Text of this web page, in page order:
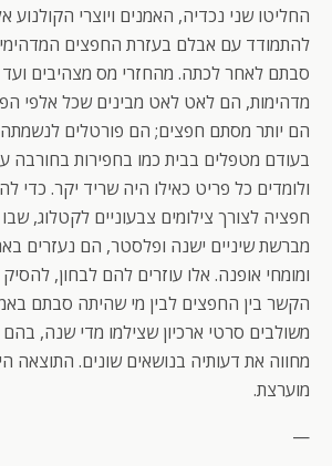
החליטו שני נכדיה, האמנים ויוצרי הקולנוע
להתמודד עם אבלם בעזרת החפצים
סבתם לאחר לכתה. מהחזרי מס מצהיבים
מדהימות, הם לאט לאט מבינים שכל אלפי
הם יותר מסתם חפצים; הם פורטלים
בעודם מטפלים בבית כמו בחפירות בחורבה
ולומדים כל פריט כאילו היה שריד יקר. כדי
חפציה לצורך צילומים צבעוניים לקטלוג,
מברשת שיניים ישנה ופלסטר, הם נעזרים
ומומחי אופנה. אלו עוזרים להם לבחון,
הקשר בין החפצים לבין מי שהיתה סבתם
משולבים סרטי ארכיון שצילמו מדי שנה,
מחווה את דעותיה בנושאים שונים. התוצאה
מוערצת.
—